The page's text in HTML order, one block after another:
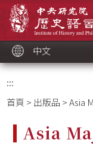
中文
:::
首頁 > 出版品 > Asia
Asia